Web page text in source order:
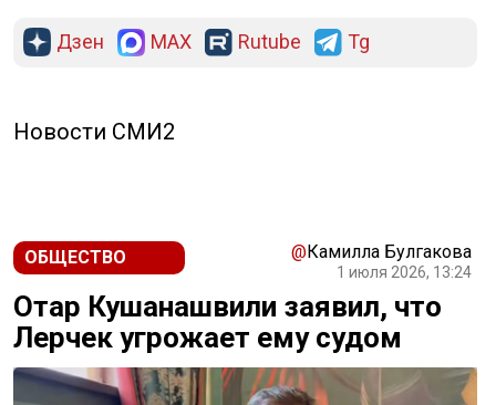
Дзен MAX Rutube Tg
Новости СМИ2
ОБЩЕСТВО @Камилла Булгакова
1 июля 2026, 13:24
Отар Кушанашвили заявил, что
Лерчек угрожает ему судом